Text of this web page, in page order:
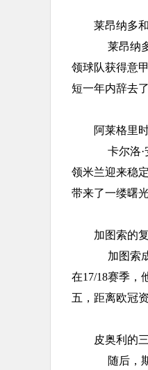
莱昂纳多和
莱昂纳多
领球队获得意
短一年内辞去
阿莱格里时
卡尔洛·安
领米兰迎来稳
带来了一缕曙光
加图索的复
加图索成
在17/18赛季，
五，距离欧冠
皮奥利的三
随后，斯